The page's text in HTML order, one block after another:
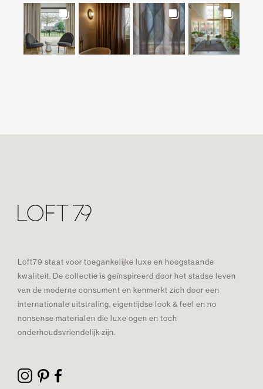
Loft79 staat voor toegankelijke luxe en hoogstaande
kwaliteit. De collectie is geïnspireerd door het stadse leven
van de moderne consument en kenmerkt zich door een
internationale uitstraling, eigentijdse look & feel en no
nonsense materialen die luxe ogen en toch
onderhoudsvriendelijk zijn.